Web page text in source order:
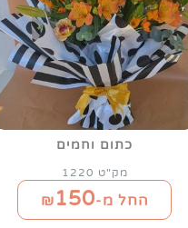
כתום וחמים
מק"ט 1220
החל מ-₪150